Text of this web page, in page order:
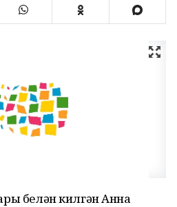
белән килгән Анна